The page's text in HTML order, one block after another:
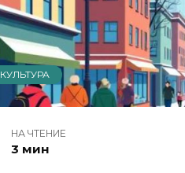
КУЛЬТУРА
НА ЧТЕНИЕ
3 мин